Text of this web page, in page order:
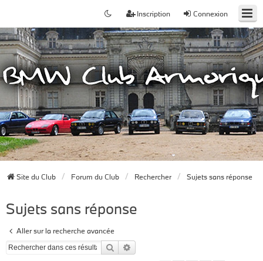
Connexion
Inscription
Site du Club Forum du Club Rechercher Sujets sans réponse
Sujets sans réponse
Aller sur la recherche avancée
Rechercher